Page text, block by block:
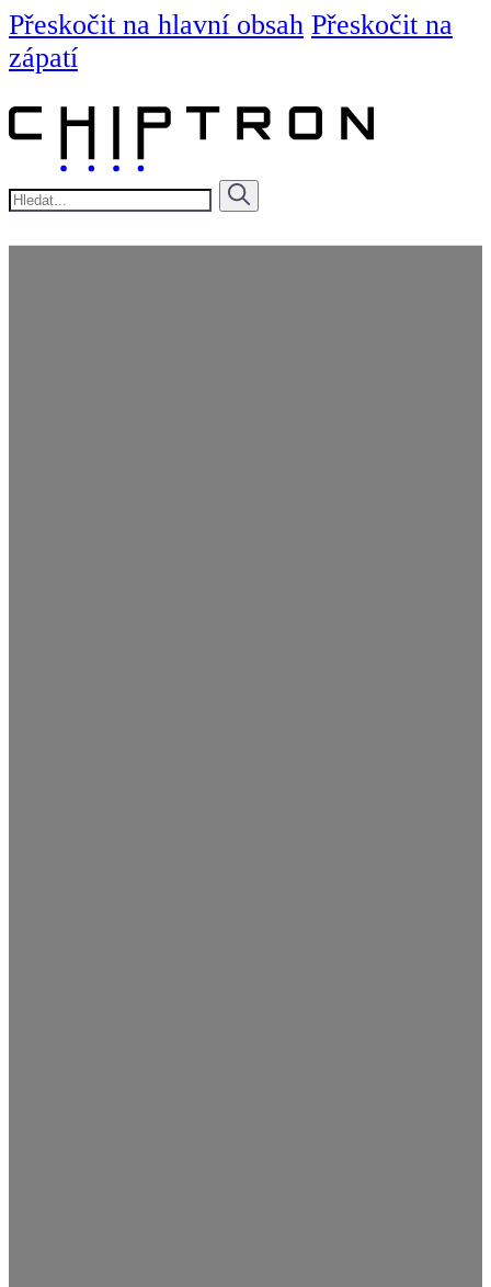
Přeskočit na hlavní obsah Přeskočit na
zápatí
Hledat